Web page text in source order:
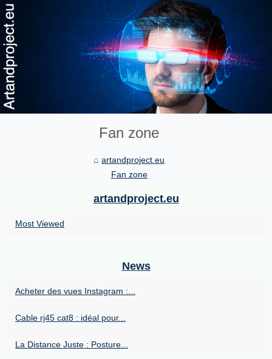
Fan zone
artandproject.eu
Fan zone
artandproject.eu
Most Viewed
News
Acheter des vues Instagram :...
Cable rj45 cat8 : idéal pour...
La Distance Juste : Posture...